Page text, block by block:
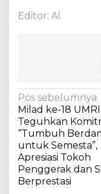
Editor: Al
N
a
v
i
g
a
Pos sebelumnya
Milad ke-18 UMRI:
Teguhkan
“Tumbuh
untuk Semesta”,
Apresiasi Tokoh
Penggerak dan
Berprestasi